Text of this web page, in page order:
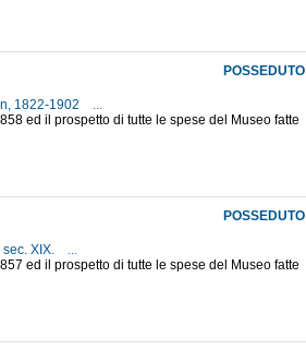
POSSEDUTO
1822-1902
...
ed il prospetto di tutte le spese del Museo fatte
POSSEDUTO
sec. XIX.
...
ed il prospetto di tutte le spese del Museo fatte